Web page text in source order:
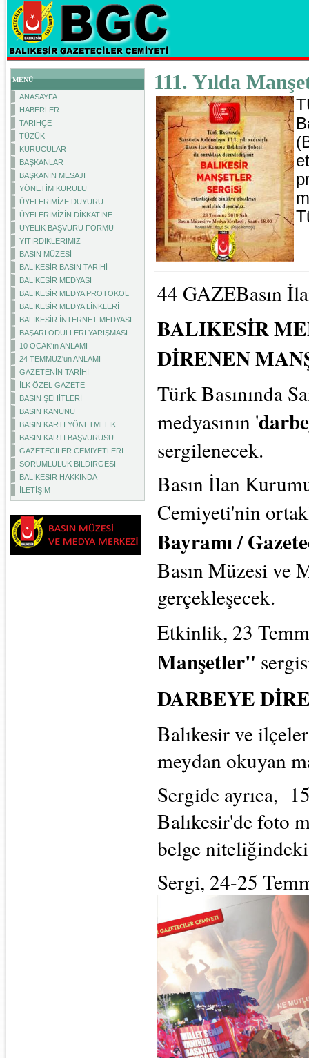
MENÜ
ANASAYFA
HABERLER
TARİHÇE
TÜZÜK
KURUCULAR
BAŞKANLAR
BAŞKANIN MESAJI
YÖNETİM KURULU
ÜYELERİMİZE DUYURU
ÜYELERİMİZİN DİKKATİNE
ÜYELİK BAŞVURU FORMU
YİTİRDİKLERİMİZ
BASIN MÜZESİ
BALIKESİR BASIN TARİHİ
BALIKESİR MEDYASI
BALIKESİR MEDYA PROTOKOL
BALIKESİR MEDYA LİNKLERİ
BALIKESİR İNTERNET MEDYASI
BAŞARI ÖDÜLLERİ YARIŞMASI
10 OCAK'ın ANLAMI
24 TEMMUZ'un ANLAMI
GAZETENİN TARİHİ
İLK ÖZEL GAZETE
BASIN ŞEHİTLERİ
BASIN KANUNU
BASIN KARTI YÖNETMELİK
BASIN KARTI BAŞVURUSU
GAZETECİLER CEMİYETLERİ
SORUMLULUK BİLDİRGESİ
BALIKESİR HAKKINDA
İLETİŞİM
111. Yılda
44 GAZEBasın
BALIKESİR
DİRENEN
Türk Basınında
medyasının '
sergilenecek.
Basın İlan
Cemiyeti'nin
Bayramı /
Basın Müzesi ve
gerçekleşecek.
Etkinlik, 23
Manşetler"
DARBEYE
Balıkesir ve
meydan okuyan
Sergide ayrıca,
Balıkesir'de foto
belge
Sergi, 24-25